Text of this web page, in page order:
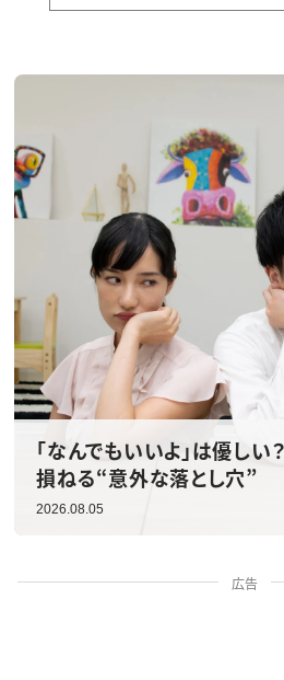
「なんでもいいよ」は優し
損ねる“意外な落とし穴”
2026.08.05
広告